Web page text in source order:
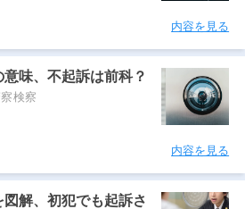
内容を見る
味、不起訴は前科？
検察
内容を見る
解、初犯でも起訴さ